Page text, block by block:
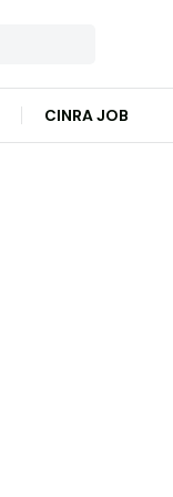
CINRA JOB